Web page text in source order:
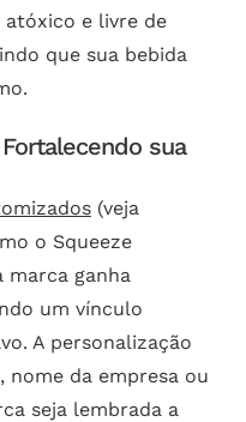
atóxico e livre de
que sua bebida
sua
(veja
o Squeeze
marca ganha
um vínculo
A personalização
da empresa ou
seja lembrada a